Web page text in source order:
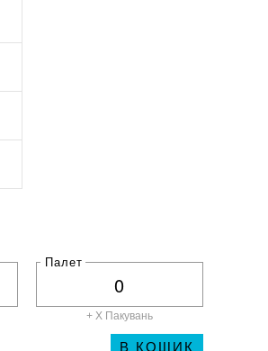
Палет
+ X Пакувань
В КОШИК